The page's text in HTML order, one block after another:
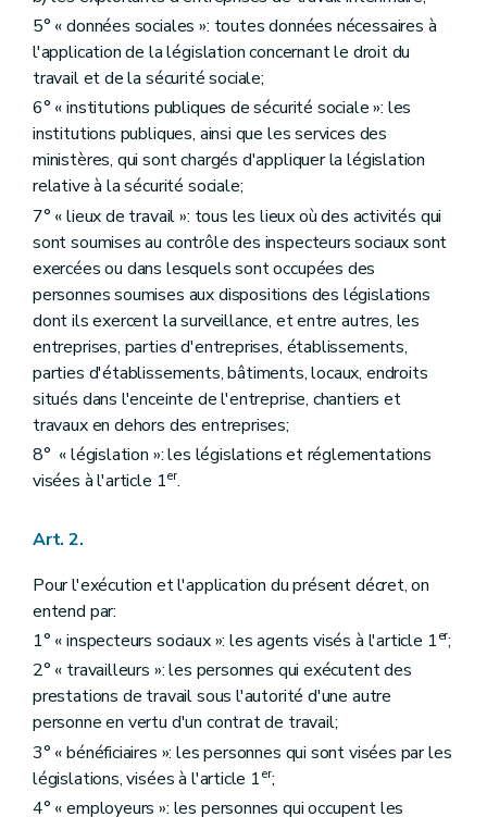
5° « données sociales »: toutes données nécessaires à
l'application de la législation concernant le droit du
travail et de la sécurité sociale;
6° « institutions publiques de sécurité sociale »: les
institutions publiques, ainsi que les services des
ministères, qui sont chargés d'appliquer la législation
relative à la sécurité sociale;
7° « lieux de travail »: tous les lieux où des activités qui
sont soumises au contrôle des inspecteurs sociaux sont
exercées ou dans lesquels sont occupées des
personnes soumises aux dispositions des législations
dont ils exercent la surveillance, et entre autres, les
entreprises, parties d'entreprises, établissements,
parties d'établissements, bâtiments, locaux, endroits
situés dans l'enceinte de l'entreprise, chantiers et
travaux en dehors des entreprises;
8° « législation »: les législations et réglementations
visées à l'article 1er.
Art. 2.
Pour l'exécution et l'application du présent décret, on
entend par:
1° « inspecteurs sociaux »: les agents visés à l'article 1er;
2° « travailleurs »: les personnes qui exécutent des
prestations de travail sous l'autorité d'une autre
personne en vertu d'un contrat de travail;
3° « bénéficiaires »: les personnes qui sont visées par les
législations, visées à l'article 1er;
4° « employeurs »: les personnes qui occupent les